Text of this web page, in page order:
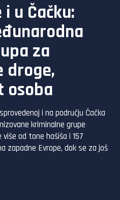
u Čačku:
za
droge,
osoba
i na području Čačka
kriminalne grupe
od tone hašiša i 157
zapadne Evrope, dok se za još